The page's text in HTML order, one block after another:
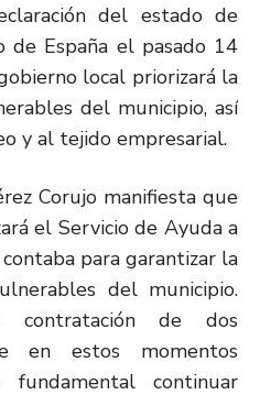
del estado de
de España el pasado 14
local priorizará la
del municipio, así
y al tejido empresarial.
Corujo manifiesta que
el Servicio de Ayuda a
para garantizar la
del municipio.
contratación de dos
en estos momentos
fundamental continuar